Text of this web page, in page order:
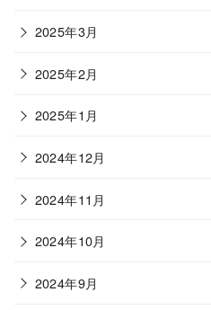
2025年3月
2025年2月
2025年1月
2024年12月
2024年11月
2024年10月
2024年9月